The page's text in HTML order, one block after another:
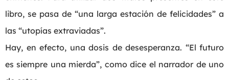
libro, se pasa de “una larga estación de felicidades” a
las “utopías extraviadas”.
Hay, en efecto, una dosis de desesperanza. “El futuro
es siempre una mierda”, como dice el narrador de uno